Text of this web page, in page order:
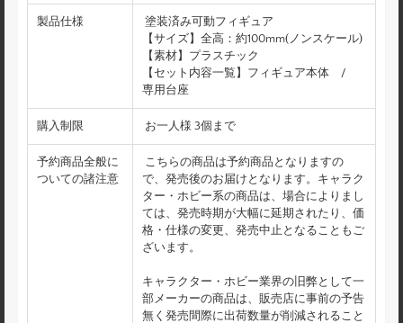
製品仕様
塗装済み可動フィギュア
【サイズ】全高：約100mm(ノンスケール)
【素材】プラスチック
【セット内容一覧】フィギュア本体 /
専用台座
購入制限 お一人様 3個まで
予約商品全般に
ついての諸注意
こちらの商品は予約商品となりますの
で、発売後のお届けとなります。キャラク
ター・ホビー系の商品は、場合によりまし
ては、発売時期が大幅に延期されたり、価
格・仕様の変更、発売中止となることもご
ざいます。
キャラクター・ホビー業界の旧弊として一
部メーカーの商品は、販売店に事前の予告
無く発売間際に出荷数量が削減されること